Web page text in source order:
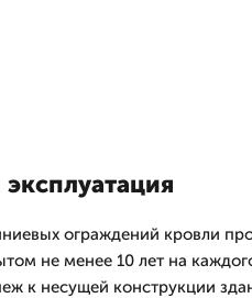
ограждений кровли
не менее 10 лет на
к несущей конструкции